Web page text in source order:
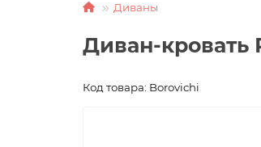
Диваны
Диван-кровать
Код товара: Borovichi